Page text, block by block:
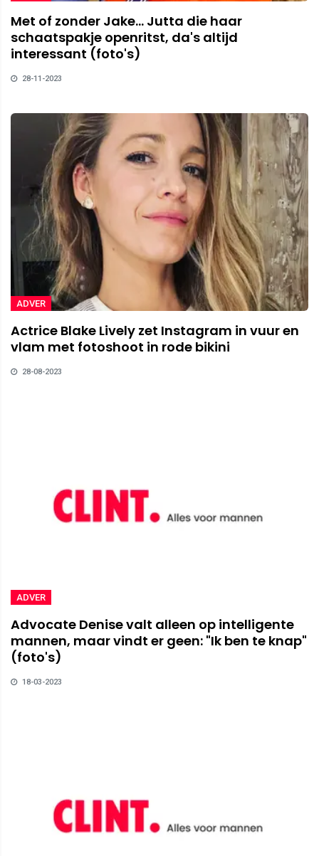
Met of zonder Jake... Jutta die haar
schaatspakje openritst, da's altijd
interessant (foto's)
28-11-2023
ADVER
Actrice Blake Lively zet Instagram in vuur en
vlam met fotoshoot in rode bikini
28-08-2023
ADVER
Advocate Denise valt alleen op intelligente
mannen, maar vindt er geen: "Ik ben te knap"
(foto's)
18-03-2023